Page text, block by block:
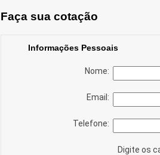
Faça sua cotação
Informações Pessoais
Nome:
Email:
Telefone:
Digite os